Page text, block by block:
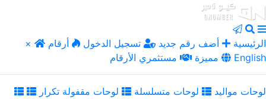
× الرئيسية أضف رقم جديد تسجيل الدخول
أرقام
مميزة
مستثمري الأرقام English
لوحات مواليد لوحات متسلسلة
لوحات مقفولة تكرار